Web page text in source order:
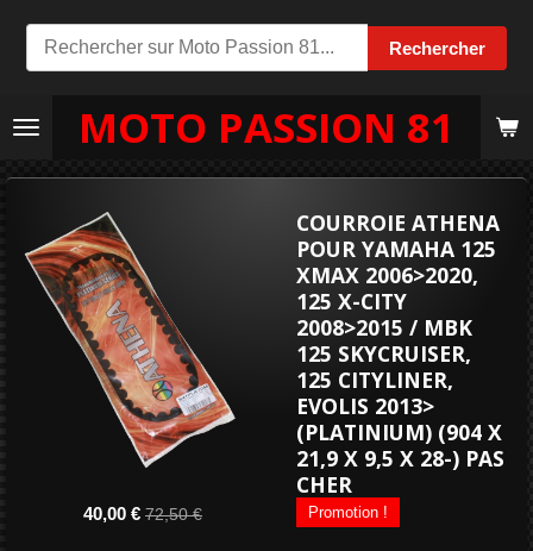
Rechercher
Passer
au
principal
MOTO PASSION 81
COURROIE ATHENA
POUR YAMAHA 125
XMAX 2006>2020,
125 X-CITY
2008>2015 / MBK
125 SKYCRUISER,
125 CITYLINER,
EVOLIS 2013>
(PLATINIUM) (904 X
21,9 X 9,5 X 28-) PAS
CHER
Promotion !
40,00 € 72,50 €